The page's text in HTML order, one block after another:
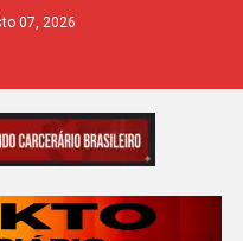
07, 2026